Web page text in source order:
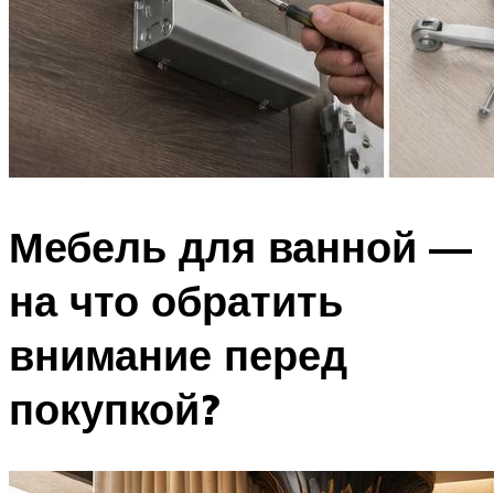
Мебель для ванной —
на что обратить
внимание перед
покупкой?